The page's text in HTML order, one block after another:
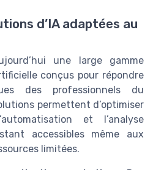
d’IA adaptées au
une large gamme
conçus pour répondre
des professionnels du
permettent d’optimiser
et l’analyse
accessibles même aux
limitées.